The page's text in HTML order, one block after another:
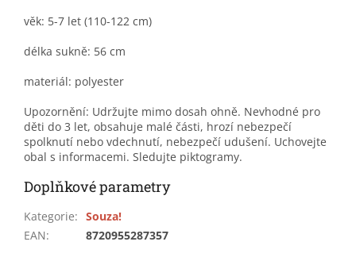
věk: 5-7 let (110-122 cm)
délka sukně: 56 cm
materiál: polyester
Upozornění: Udržujte mimo dosah ohně. Nevhodné pro
děti do 3 let, obsahuje malé části, hrozí nebezpečí
spolknutí nebo vdechnutí, nebezpečí udušení. Uchovejte
obal s informacemi. Sledujte piktogramy.
Doplňkové parametry
Kategorie: Souza!
EAN: 8720955287357